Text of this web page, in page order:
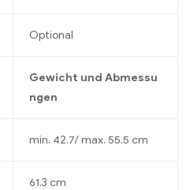
Optional
Gewicht und Abmessu
ngen
min. 42.7/ max. 55.5 cm
61.3 cm